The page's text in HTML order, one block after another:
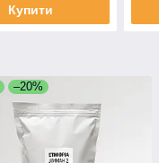
Купити
–20%